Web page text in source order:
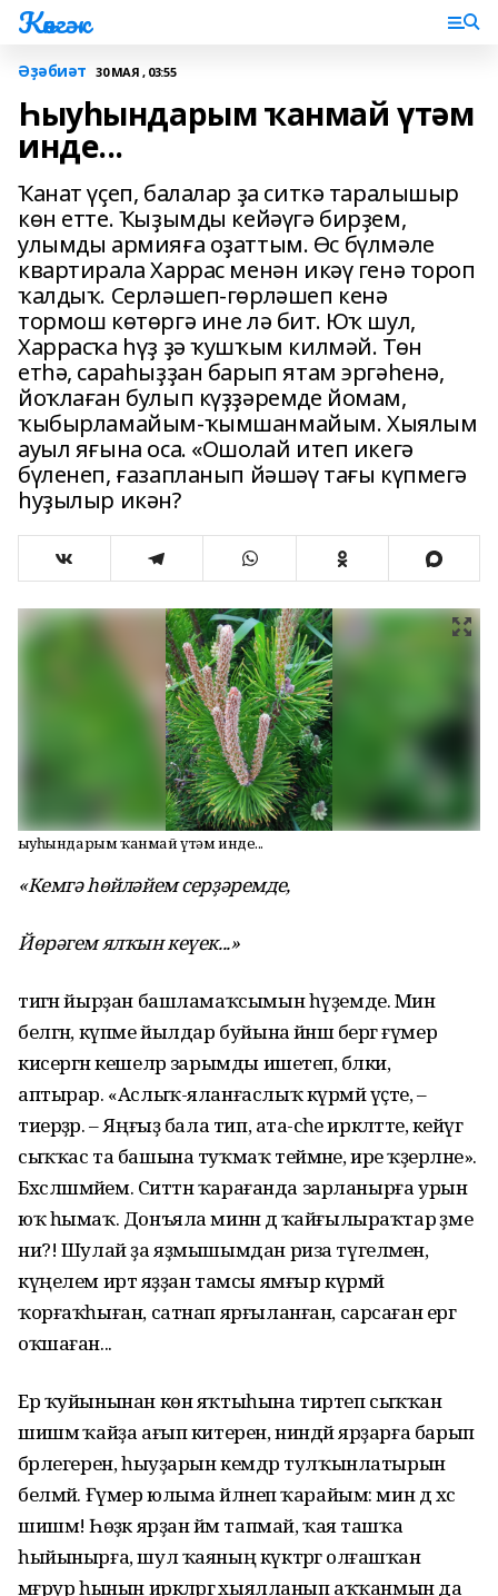
Көнгәк
Әҙәбиәт 30 МАЯ , 03:55
Һыуһындарым ҡанмай үтәм
инде...
Ҡанат үҫеп, балалар ҙа ситкә таралышыр
көн етте. Ҡыҙымды кейәүгә бирҙем,
улымды армияға оҙаттым. Өс бүлмәле
квартирала Харрас менән икәү генә тороп
ҡалдыҡ. Серләшеп-гөрләшеп кенә
тормош көтөргә ине лә бит. Юҡ шул,
Харрасҡа һүҙ ҙә ҡушҡым килмәй. Төн
етһә, сараһыҙҙан барып ятам эргәһенә,
йоҡлаған булып күҙҙәремде йомам,
ҡыбырламайым-ҡымшанмайым. Хыялым
ауыл яғына оса. «Ошолай итеп икегә
бүленеп, ғазапланып йәшәү тағы күпмегә
һуҙылыр икән?
Һыуһындарым ҡанмай үтәм инде...
«Кемгә һөйләйем серҙәремде,
Йөрәгем ялҡын кеүек...»
тигән йырҙан башламаҡсымын һүҙемде. Мин
белгән, күпме йылдар буйына йәнәш бергә ғүмер
кисергән кешеләр зарымды ишетеп, бәлки,
аптырар. «Аслыҡ-яланғаслыҡ күрмәй үҫте, –
тиерҙәр. – Яңғыҙ бала тип, ата-әсәһе иркәләтте, кейәүгә
сыҡҡас та башына туҡмаҡ теймәне, ире ҡәҙерләне».
Бәхәсләшмәйем. Ситтән ҡарағанда зарланырға урын
юҡ һымаҡ. Донъяла минән дә ҡайғылыраҡтар әҙме
ни?! Шулай ҙа яҙмышымдан риза түгелмен,
күңелем иртә яҙҙан тамсы ямғыр күрмәй
ҡорғаҡһыған, сатнап ярғыланған, сарсаған ергә
оҡшаған...
Ер ҡуйынынан көн яҡтыһына тиртеп сыҡҡан
шишмә ҡайҙа ағып китерен, ниндәй ярҙарға барып
бәрлегерен, һыуҙарын кемдәр тулҡынлатырын
белмәй. Ғүмер юлыма әйләнеп ҡарайым: мин дә хәс
шишмә! Һөҙәк ярҙан йәм тапмай, ҡая ташҡа
һыйынырға, шул ҡаяның күктәргә олғашҡан
мәғрур һынын иркәләргә хыялланып аҡҡанмын да